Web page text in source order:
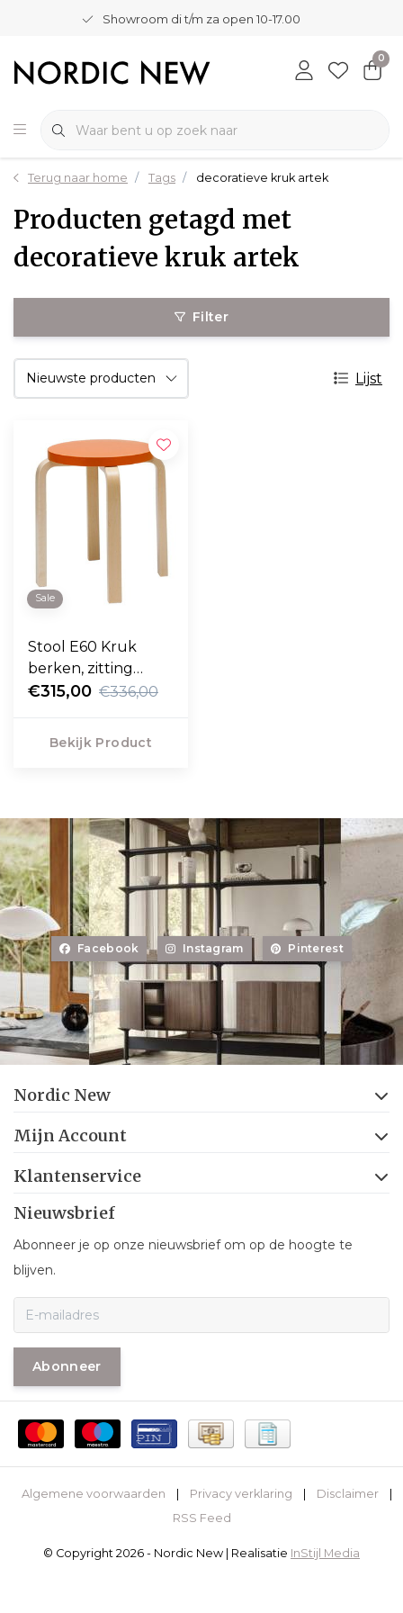
Showroom di t/m za open 10-17.00
0
Terug naar home Tags decoratieve kruk artek
Producten getagd met
decoratieve kruk artek
Filter
Lijst
Sale
Stool E60 Kruk
berken, zitting
oranje
€315,00 €336,00
Bekijk Product
Facebook Instagram Pinterest
Nordic New
Mijn Account
Klantenservice
Nieuwsbrief
Abonneer je op onze nieuwsbrief om op de hoogte te
blijven.
Abonneer
Algemene voorwaarden Privacy verklaring Disclaimer
RSS Feed
© Copyright 2026 - Nordic New | Realisatie InStijl Media